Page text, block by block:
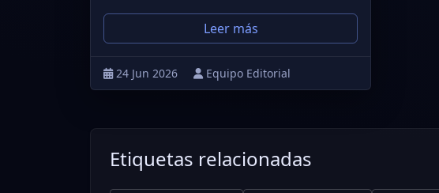
Leer más
24 Jun 2026 Equipo Editorial
Etiquetas relacionadas